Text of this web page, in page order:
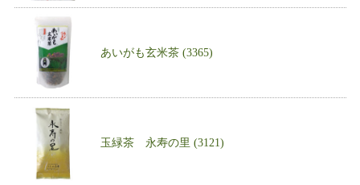
あいがも玄米茶 (3365)
玉緑茶 永寿の里 (3121)